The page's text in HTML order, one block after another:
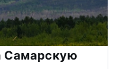
Самарскую